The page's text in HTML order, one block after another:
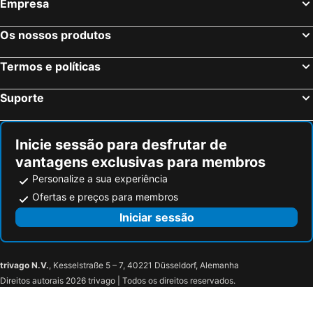
Beleza Serra Guide Hotel
Lisboa, Lisboa e Vale do Tejo Hotéis
Portimão, Algarve Hotéis
Vila Nova de Milfontes, Alentejo Hotéis
Figueira da Foz, Centro de Portugal Hotéis
Empresa
Os nossos produtos
Termos e políticas
Suporte
Inicie sessão para desfrutar de
vantagens exclusivas para membros
Personalize a sua experiência
Ofertas e preços para membros
Iniciar sessão
trivago N.V., Kesselstraße 5 – 7, 40221 Düsseldorf, Alemanha
Direitos autorais 2026 trivago | Todos os direitos reservados.